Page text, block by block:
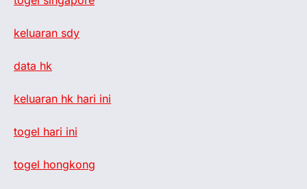
keluaran sdy
data hk
keluaran hk hari ini
togel hari ini
togel hongkong